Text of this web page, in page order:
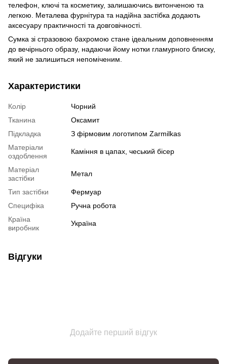
телефон, ключі та косметику, залишаючись витонченою та
легкою. Металева фурнітура та надійна застібка додають
аксесуару практичності та довговічності.
Сумка зі стразовою бахромою стане ідеальним доповненням
до вечірнього образу, надаючи йому нотки гламурного блиску,
який не залишиться непоміченим.
Характеристики
Колір
Чорний
Тканина
Оксамит
Підкладка
З фірмовим логотипом Zarmilkas
Матеріали
оздоблення
Каміння в цапах, чеський бісер
Матеріал
застібки
Метал
Тип застібки
Фермуар
Специфіка
Ручна робота
Країна
виробник
Україна
Відгуки
Додайте перший відгук